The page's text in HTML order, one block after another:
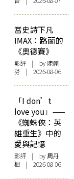
當史詩下凡
IMAX：路蘭的
《奧德賽》
影評 | by 陳麗
芬 | 2026-08-06
「I don’t
love you」——
《蜘蛛俠：英
雄重生》中的
愛與記憶
影評 | by周丹
楓 | 2026-08-06